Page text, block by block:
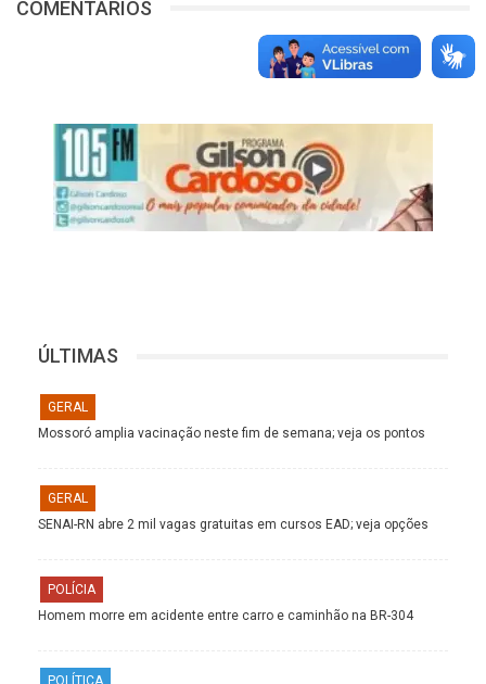
COMENTÁRIOS
ÚLTIMAS
GERAL
Mossoró amplia vacinação neste fim de semana; veja os pontos
GERAL
SENAI-RN abre 2 mil vagas gratuitas em cursos EAD; veja opções
POLÍCIA
Homem morre em acidente entre carro e caminhão na BR-304